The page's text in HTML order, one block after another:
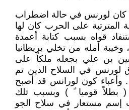
بحلول منتصف عام 1922 كان لورنس في حالة اضطراب
المترتبة على الحرب كان لها
قواه بسبب كتابة أعمدة
3 مرات ، وخيبة أمله من تخلي بريطانيا
بن علي بجعله ملكاً على
لورنس في السلاح الذين تم
. وأعباء كون لورانس قد أصبح
بطلاً قوميا ً ) وبسبب تلك
إسم مستعار في سلاح الجو